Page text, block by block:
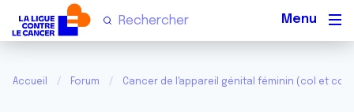
Accueil Forum Cancer de l'appareil génital féminin (col et